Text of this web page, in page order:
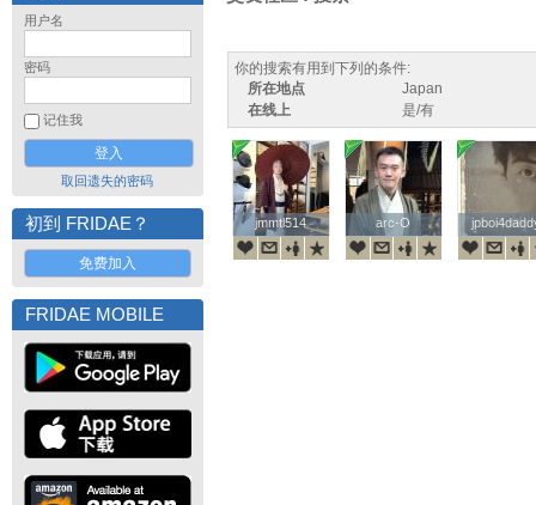
用户名
密码
记住我
取回遗失的密码
初到 FRIDAE？
免费加入
FRIDAE MOBILE
你的搜索有用到下列的条件:
所在地点
Japan
在线上
是/有
jmmtl514
jmmtl514 arc-O
arc-O